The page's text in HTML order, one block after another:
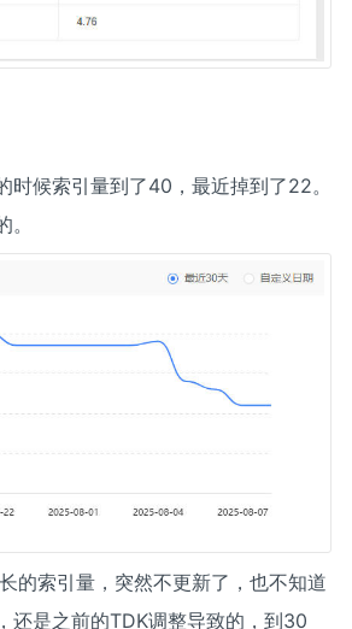
候索引量到了40，最近掉到了22。
的索引量，突然不更新了，也不知道
还是之前的TDK调整导致的，到30